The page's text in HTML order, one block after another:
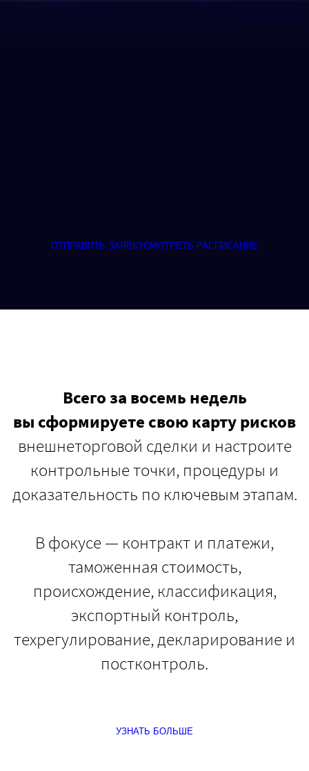
ОТПРАВИТЬ ЗАЯВКУСМОТРЕТЬ РАСПИСАНИЕ
Всего за восемь недель
вы сформируете свою карту рисков
внешнеторговой сделки и настроите
контрольные точки, процедуры и
доказательность по ключевым этапам.
В фокусе — контракт и платежи,
таможенная стоимость,
происхождение, классификация,
экспортный контроль,
техрегулирование, декларирование и
постконтроль.
УЗНАТЬ БОЛЬШЕ